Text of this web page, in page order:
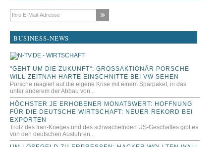
E-Mail-Adresse
BUSINESS-NEWS
"GEHT UM DIE ZUKUNFT": GROSSAKTIONÄR PORSCHE W
ILL ZEITNAH HARTE EINSCHNITTE BEI VW SEHEN
Porsche reagiert auf die eigene Krise mit einem Sparpaket, in das
unter anderem der Abbau von...
HÖCHSTER JE ERHOBENER MONATSWERT: HOFFNUNG
FÜR DIE DEUTSCHE WIRTSCHAFT: NEUER REKORD BEI
EXPORTEN
Trotz des Iran-Krieges und des schwächelnden US-Geschäftes gibt es
von den deutschen Ausfuhren...